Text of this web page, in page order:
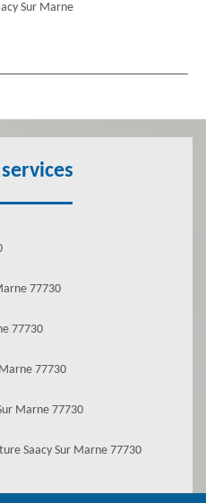
Sur Marne
77730
77730
77730
Marne 77730
Saacy Sur Marne 77730